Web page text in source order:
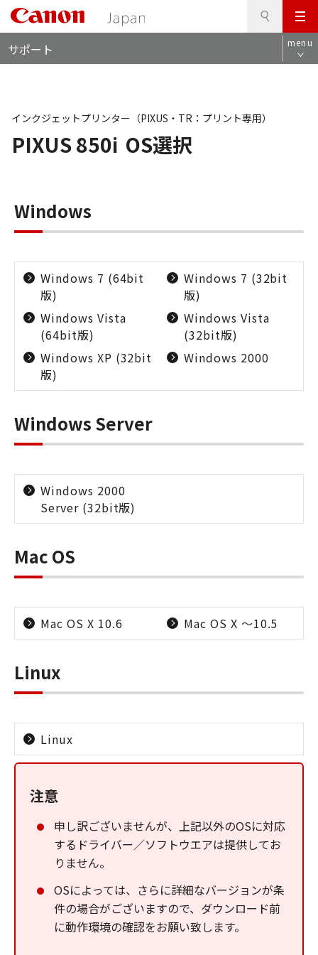
メ
ニ
ュ
サポート menu
PIXUS 850i OS選択
インクジェットプリンター（PIXUS・TR：プリント専用）
Windows
Windows 7 (64bit
版)
Windows 7 (32bit
版)
Windows Vista
(64bit版)
Windows Vista
(32bit版)
Windows XP (32bit
版)
Windows 2000
Windows Server
Windows 2000
Server (32bit版)
Mac OS
Mac OS X 10.6 Mac OS X ～10.5
Linux
Linux
注意
申し訳ございませんが、上記以外のOSに対応
するドライバー／ソフトウエアは提供してお
りません。
OSによっては、さらに詳細なバージョンが条
件の場合がございますので、ダウンロード前
に動作環境の確認をお願い致します。